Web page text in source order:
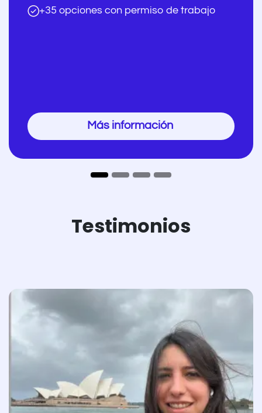
+35 opciones con permiso de trabajo
Más informa​​ción​​
Testimonios